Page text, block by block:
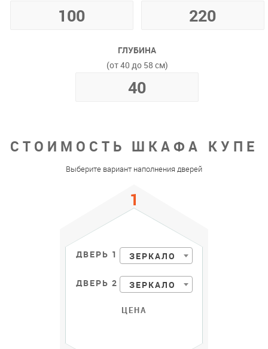
ГЛУБИНА
(от 40 до 58 см)
СТОИМОСТЬ ШКАФА КУПЕ
Выберите вариант наполнения дверей
ДВЕРЬ 1 ЗЕРКАЛО
ДВЕРЬ 2 ЗЕРКАЛО
ЦЕНА